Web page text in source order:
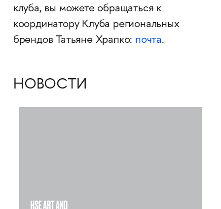
клуба, вы можете обращаться к
координатору Клуба региональных
брендов Татьяне Храпко: почта.
НОВОСТИ